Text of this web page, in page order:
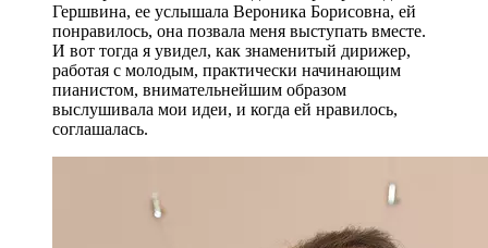
Гершвина, ее услышала Вероника Борисовна, ей
понравилось, она позвала меня выступать вместе.
И вот тогда я увидел, как знаменитый дирижер,
работая с молодым, практически начинающим
пианистом, внимательнейшим образом
выслушивала мои идеи, и когда ей нравилось,
соглашалась.